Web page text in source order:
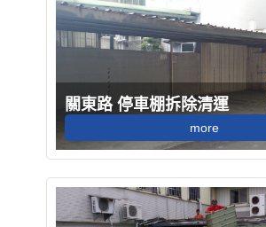
關東路 停車棚拆除清運
more